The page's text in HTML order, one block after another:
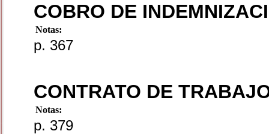
COBRO DE
Notas:
p. 367
CONTRATO DE
Notas:
p. 379